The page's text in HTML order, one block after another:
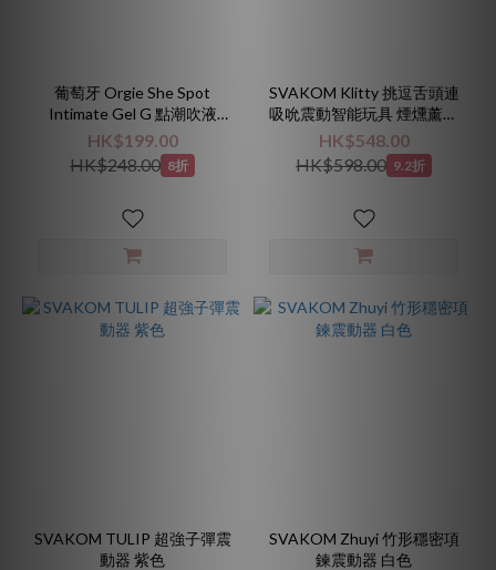
葡萄牙 Orgie She Spot
Intimate Gel G 點潮吹液
15mL
HK$199.00
HK$248.00 8折
SVAKOM Klitty 挑逗舌頭連
吸吮震動智能玩具 煙燻薰衣
草色
HK$548.00
HK$598.00 9.2折
SVAKOM TULIP 超強子彈震
動器 紫色
SVAKOM Zhuyi 竹形穩密項
鍊震動器 白色